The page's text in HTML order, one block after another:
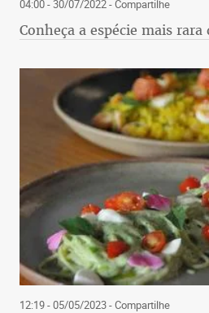
04:00 - 30/07/2022- Compartilhe
Conheça a espécie mais rara
12:19 - 05/05/2023- Compartilhe